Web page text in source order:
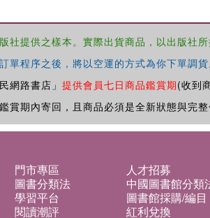
社提供之樣本。實際出貨商品，以出版社
單程序之後，將以空運的方式為你下單調
網路書店」 提供會員七日商品鑑賞期(收到
賞期內寄回，且商品必須是全新狀態與完
門市專區 人才招募
圖書分類法 中國圖書館分類
學習平台 圖書館採購/編目
閱讀潮評 紅利兌換